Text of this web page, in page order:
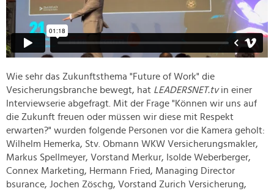
Wie sehr das Zukunftsthema "Future of Work" die
Vesicherungsbranche bewegt, hat LEADERSNET.tvin einer
Interviewserie abgefragt. Mit der Frage "Können wir uns auf
die Zukunft freuen oder müssen wir diese mit Respekt
erwarten?" wurden folgende Personen vor die Kamera geholt:
Wilhelm Hemerka, Stv. Obmann WKW Versicherungsmakler,
Markus Spellmeyer, Vorstand Merkur, Isolde Weberberger,
Connex Marketing, Hermann Fried, Managing Director
bsurance, Jochen Zöschg, Vorstand Zurich Versicherung,